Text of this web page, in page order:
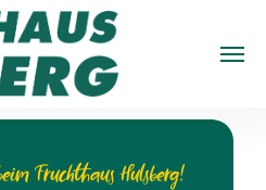
Fruchthaus Hulsberg!